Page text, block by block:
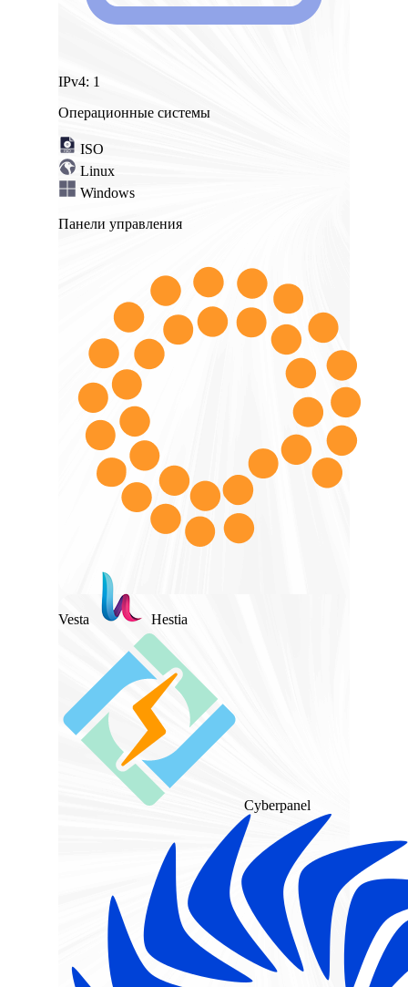
IPv4: 1
Операционные системы
ISO
Linux
Windows
Панели управления
Vesta Hestia
Cyberpanel